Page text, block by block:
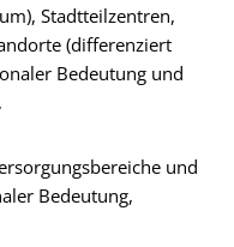
Stadtteilzentren,
(differenziert
Bedeutung und
und
Bedeutung,